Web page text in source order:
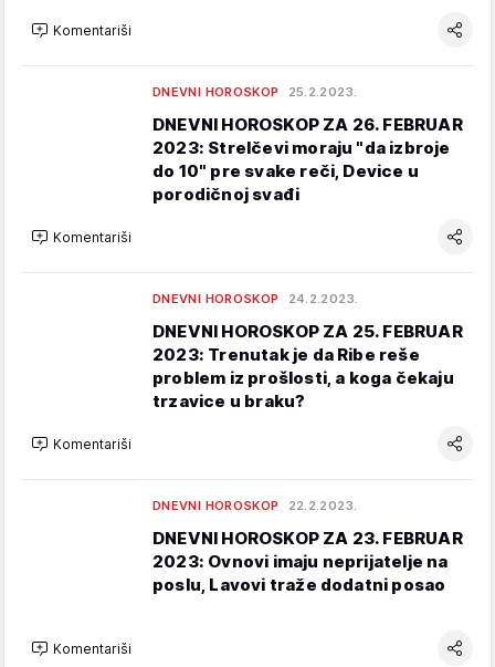
Komentariši
DNEVNI HOROSKOP 25.2.2023.
DNEVNI HOROSKOP ZA 26. FEBRUAR
2023: Strelčevi moraju "da izbroje
do 10" pre svake reči, Device u
porodičnoj svađi
Komentariši
DNEVNI HOROSKOP 24.2.2023.
DNEVNI HOROSKOP ZA 25. FEBRUAR
2023: Trenutak je da Ribe reše
problem iz prošlosti, a koga čekaju
trzavice u braku?
Komentariši
DNEVNI HOROSKOP 22.2.2023.
DNEVNI HOROSKOP ZA 23. FEBRUAR
2023: Ovnovi imaju neprijatelje na
poslu, Lavovi traže dodatni posao
Komentariši